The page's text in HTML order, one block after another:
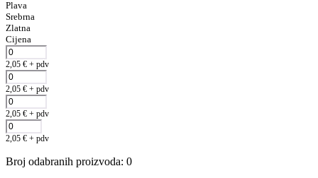
Plava
Srebrna
Zlatna
Cijena
2,05 € + pdv
2,05 € + pdv
2,05 € + pdv
2,05 € + pdv
Broj odabranih proizvoda: 0